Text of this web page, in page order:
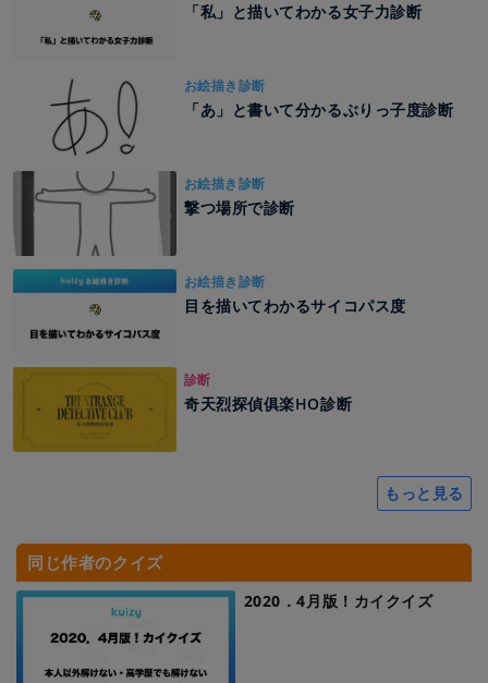
「私」と描いてわかる女子力診断
お絵描き診断
「あ」と書いて分かるぶりっ子度診断
お絵描き診断
撃つ場所で診断
お絵描き診断
目を描いてわかるサイコパス度
診断
奇天烈探偵俱楽HO診断
もっと見る
同じ作者のクイズ
2020．4月版！カイクイズ